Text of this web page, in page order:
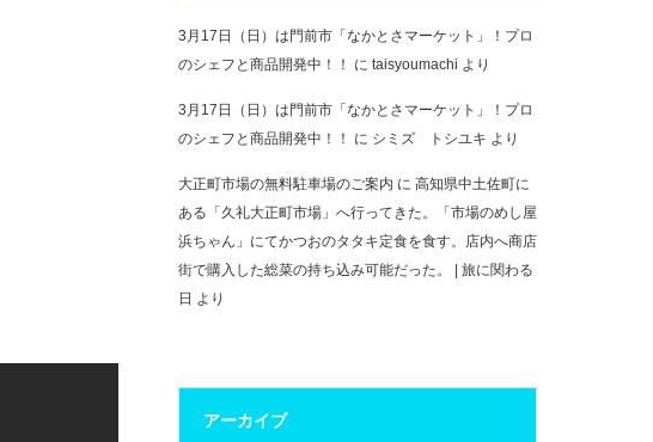
3月17日（日）は門前市「なかとさマーケット」！プロ
のシェフと商品開発中！！
に taisyoumachi より
3月17日（日）は門前市「なかとさマーケット」！プロ
のシェフと商品開発中！！
に シミズ トシユキ より
大正町市場の無料駐車場のご案内 に 高知県中土佐町に
ある「久礼大正町市場」へ行ってきた。「市場のめし屋
浜ちゃん」にてかつおのタタキ定食を食す。店内へ商店
街で購入した総菜の持ち込み可能だった。 | 旅に関わる
日 より
アーカイブ